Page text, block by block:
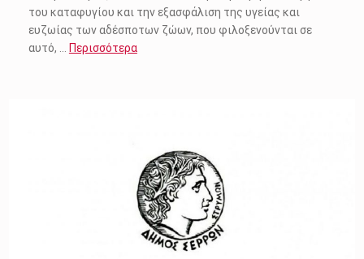
του καταφυγίου και την εξασφάλιση της υγείας και
ευζωίας των αδέσποτων ζώων, που φιλοξενούνται σε
αυτό, … Περισσότερα